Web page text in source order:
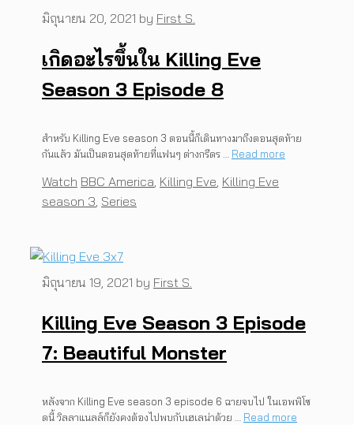
เกิดอะไรขึ้นใน Killing Eve
Season 3 Episode 8
มิถุนายน 20, 2021 by First S.
สำหรับ Killing Eve season 3 ตอนนี้ก็เดินทางมาถึงตอนสุดท้าย
กันแล้ว มันเป็นตอนสุดท้ายที่แฟนๆ ต่างกรีดร … Read more
Categories
Watch Tags
BBC America Killing Eve Killing Eve
season 3 Series
Killing Eve Season 3 Episode
7: Beautiful Monster
มิถุนายน 19, 2021 by First S.
หลังจาก Killing Eve season 3 episode 6 ฉายจบไป ในเอพพิโซ
ดนี้ วิลลาแนลล์ก็ยังคงต้องไปพบกับเฮเลน่าด้วย … Read more